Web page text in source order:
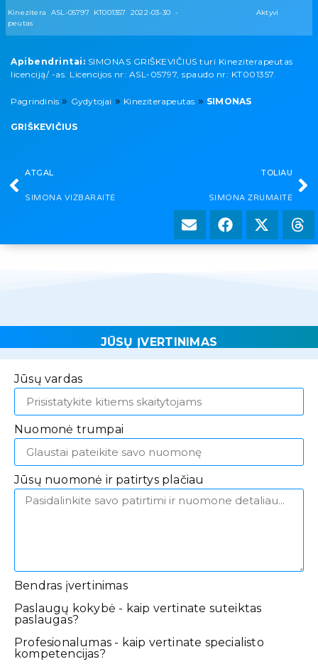
Kinezitera
peutas
ASL-05797 KT001357 2022-03-30 - Aktyvi
Apibendrintai: SIMONAS GRIŠKEVIČIUS turi Kineziterapeutas
licenciją/ -as. Licencijos nr: ASL-05797, spaudo nr: KT001357.
Pagrindinis » Gydytojai » Kineziterapeutas » SIMONAS
GRIŠKEVIČIUS
ATGAL
SIMONA VIZBARAITĖ
TOLIAU
SIMONA ZRUMAITĖ
JŪSŲ ĮVERTINIMAS
Jūsų vardas
Nuomonė trumpai
Jūsų nuomonė ir patirtys plačiau
Bendras įvertinimas
Paslaugų kokybė - kaip vertinate suteiktas
paslaugas?
Profesionalumas - kaip vertinate specialisto
kompetencijas?